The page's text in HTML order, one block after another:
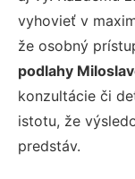
vyhovieť v
že osobný
podlahy
konzultácie či
istotu, že
predstáv.